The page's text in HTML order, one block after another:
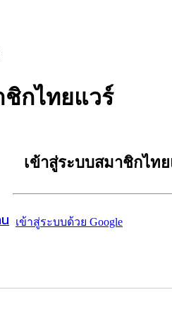
ชิกไทยแวร์
เข้าสู่ระบบสมาชิกไท
เข้าสู่ระบบด้วย Google